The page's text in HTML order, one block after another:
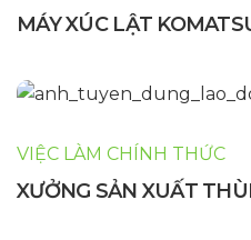
MÁY XÚC LẬT
VIỆC LÀM CHÍNH THỨC
XƯỞNG SẢN XUẤT